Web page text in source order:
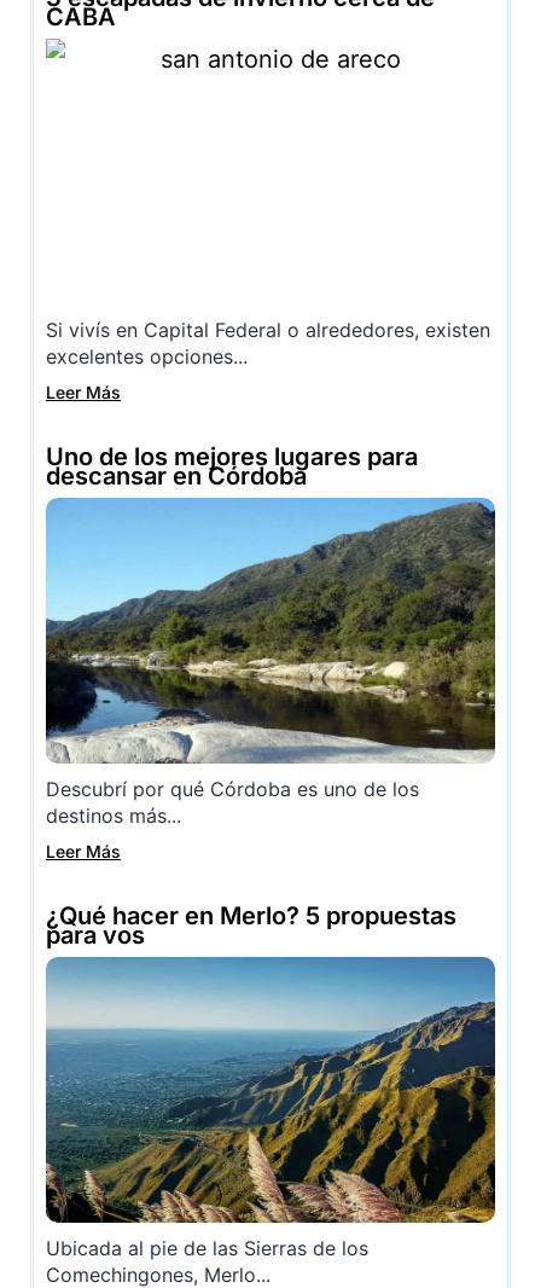
CABA
Si vivís en Capital Federal o alrededores, existen
excelentes opciones...
Leer Más
Uno de los mejores lugares para
descansar en Córdoba
Descubrí por qué Córdoba es uno de los
destinos más...
Leer Más
¿Qué hacer en Merlo? 5 propuestas
para vos
Ubicada al pie de las Sierras de los
Comechingones, Merlo...